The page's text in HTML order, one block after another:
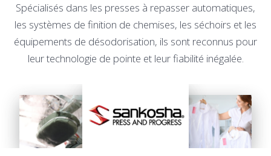
Spécialisés dans les presses à repasser automatiques,
les systèmes de finition de chemises, les séchoirs et les
équipements de désodorisation, ils sont reconnus pour
leur technologie de pointe et leur fiabilité inégalée.